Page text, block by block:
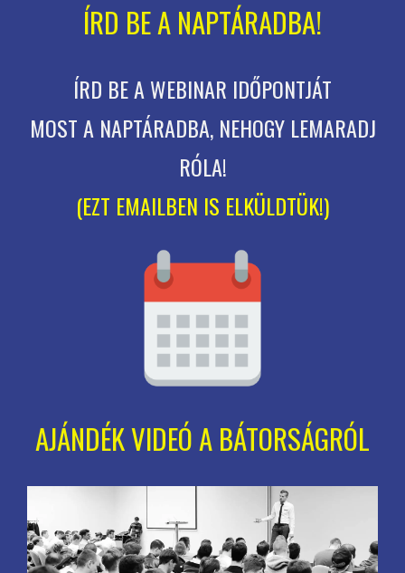
ÍRD BE A NAPTÁRADBA!
ÍRD BE A WEBINAR IDŐPONTJÁT
MOST A NAPTÁRADBA, NEHOGY LEMARADJ
RÓLA!
(EZT EMAILBEN IS ELKÜLDTÜK!)
AJÁNDÉK VIDEÓ A BÁTORSÁGRÓL